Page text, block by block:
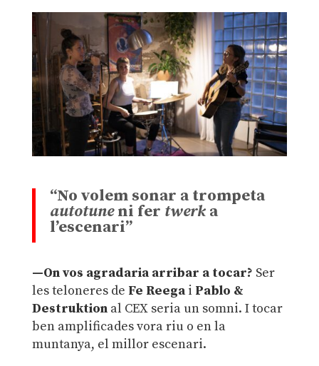
“No volem sonar a trompeta
autotuneni fer twerk a
l’escenari”
—On vos agradaria arribar a tocar? Ser
les teloneres de Fe Reegai Pablo &
Destruktional CEX seria un somni. I tocar
ben amplificades vora riu o en la
muntanya, el millor escenari.